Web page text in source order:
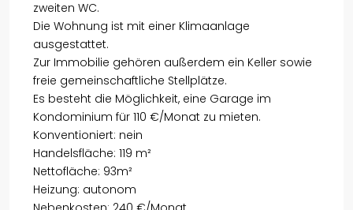
zweiten WC.
Die Wohnung ist mit einer Klimaanlage
ausgestattet.
Zur Immobilie gehören außerdem ein Keller sowie
freie gemeinschaftliche Stellplätze.
Es besteht die Möglichkeit, eine Garage im
Kondominium für 110 €/Monat zu mieten.
Konventioniert: nein
Handelsfläche: 119 m²
Nettofläche: 93m²
Heizung: autonom